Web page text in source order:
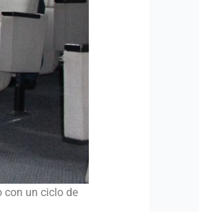
con un ciclo de